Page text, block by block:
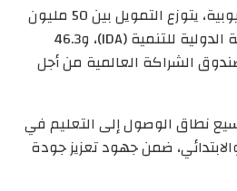
وبحسب وزارة المالية الإثيوبية، يتوزع التمويل بين 50 مليون
دولار كقرض من المؤسسة الدولية للتنمية (IDA)، و46.3
الشراكة العالمية من أجل
نطاق الوصول إلى التعليم في
ضمن جهود تعزيز جودة